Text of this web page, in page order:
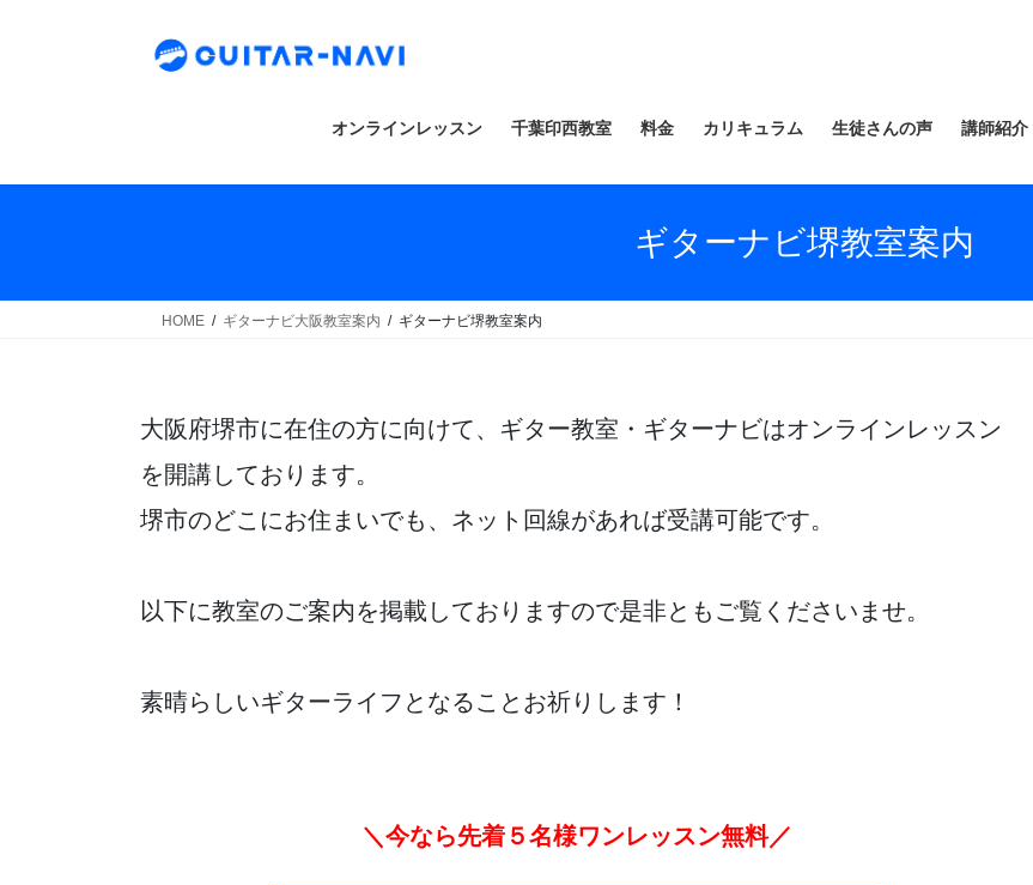
オンラインレッスン 千葉印西教室 料金 カリキュラム 生徒さんの声 講師紹介
ギターナビ堺教室案内
HOME ギターナビ大阪教室案内 ギターナビ堺教室案内
大阪府堺市に在住の方に向けて、ギター教室・ギターナビはオンラインレッスン
を開講しております。
堺市のどこにお住まいでも、ネット回線があれば受講可能です。
以下に教室のご案内を掲載しておりますので是非ともご覧くださいませ。
素晴らしいギターライフとなることお祈りします！
＼今なら先着５名様ワンレッスン無料／